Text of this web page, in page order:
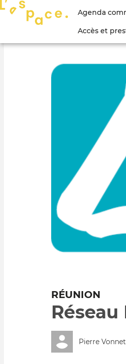
Menu
compte
Agenda
Accès et
RÉUNION
Pierre Vonnet